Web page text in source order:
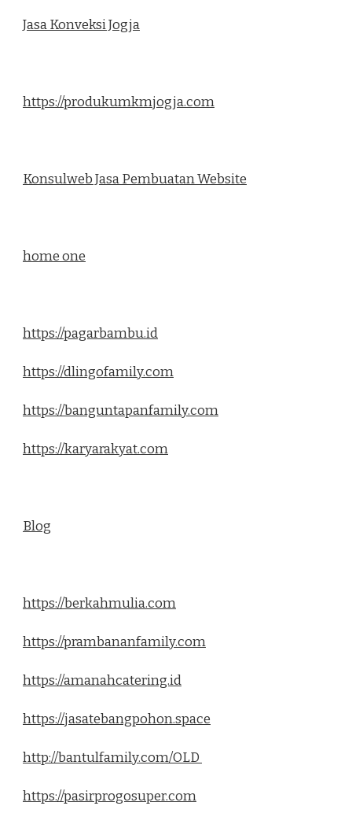
Jasa Konveksi Jogja
https://produkumkmjogja.com
Konsulweb Jasa Pembuatan Website
home one
https://pagarbambu.id
https://dlingofamily.com
https://banguntapanfamily.com
https://karyarakyat.com
Blog
https://berkahmulia.com
https://prambananfamily.com
https://amanahcatering.id
https://jasatebangpohon.space
http://bantulfamily.com/OLD
https://pasirprogosuper.com